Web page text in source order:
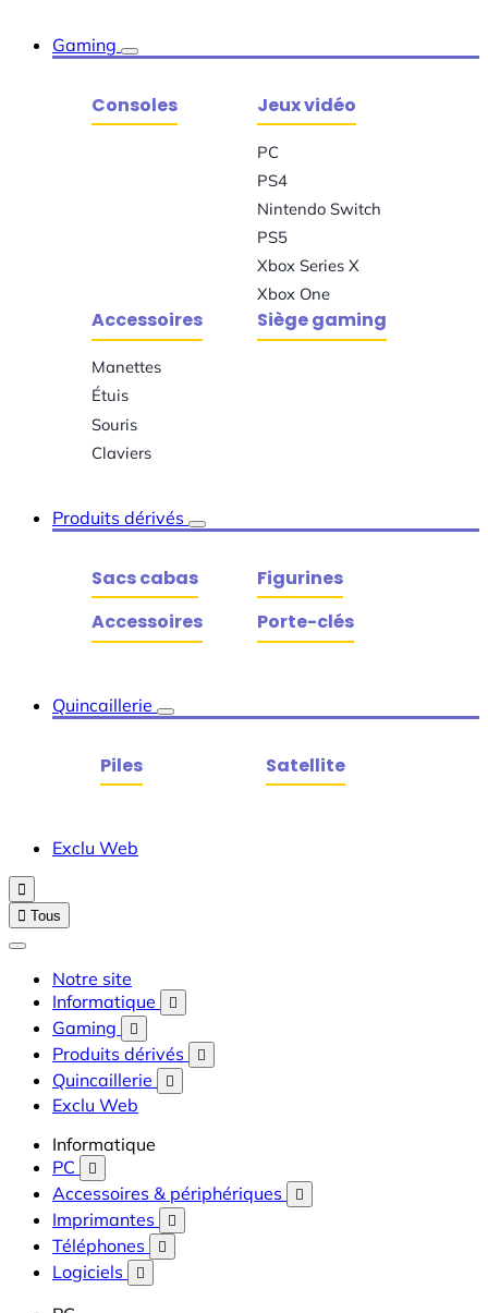
Gaming
Consoles Jeux vidéo
PC
PS4
Nintendo Switch
PS5
Xbox Series X
Xbox One
Accessoires
Manettes
Étuis
Souris
Claviers
Siège gaming
Produits dérivés
Sacs cabas
Figurines
Accessoires
Porte-clés
Quincaillerie
Piles Satellite
Exclu Web

 Tous
Notre site
Informatique

Gaming 
Produits dérivés 
Quincaillerie 
Exclu Web
Informatique
PC

Accessoires & périphériques 
Imprimantes 
Téléphones 
Logiciels 